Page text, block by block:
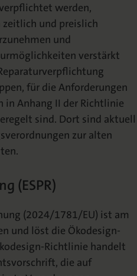
werden,
zeitlich und preislich
und
verstärkt
für die Anforderungen
in Anhang II der Richtlinie
sind. Dort sind aktuell
zur alten
(ESPR)
(2024/1781/EU) ist am
und löst die Ökodesign-
Richtlinie handelt
die auf